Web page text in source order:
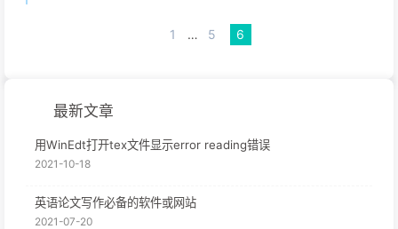
1 … 5 6
最新文章
用WinEdt打开tex文件显示error reading错误
2021-10-18
英语论文写作必备的软件或网站
2021-07-20